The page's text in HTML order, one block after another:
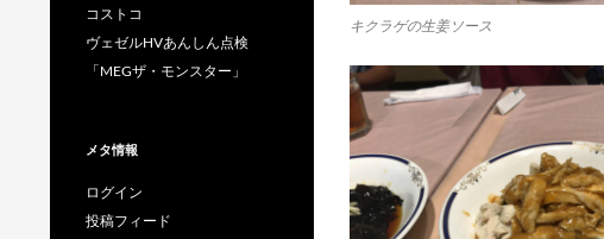
キクラゲの生姜ソース
コストコ
ヴェゼルHVあんしん点検
「MEGザ・モンスター」
メタ情報
ログイン
投稿フィード